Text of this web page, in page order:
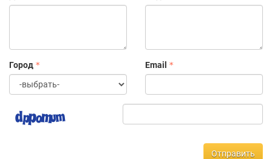
Город Email
Отправить